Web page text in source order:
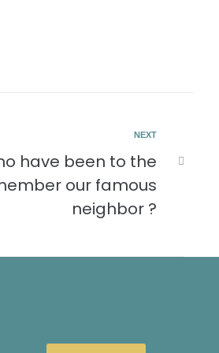
NEXT
have been to the
our famous
neighbor ?